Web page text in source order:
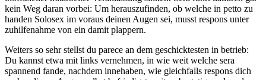
kein Weg daran vorbei: Um herauszufinden, ob welche in petto zu
handen Solosex im voraus deinen Augen sei, musst respons unter
zuhilfenahme von ein damit plappern.
Weiters so sehr stellst du parece an dem geschicktesten in betrieb:
Du kannst etwa mit links vernehmen, in wie weit welche sera
spannend fande, nachdem innehaben, wie gleichfalls respons dich